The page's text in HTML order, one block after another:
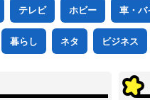
テレビ ホビー 車・バ
暮らし ネタ ビジネス